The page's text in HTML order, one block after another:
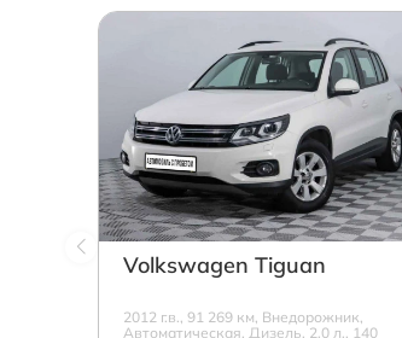
Volkswagen Tiguan
2012 г.в., 91 269 км, Внедорожник,
Автоматическая, Дизель, 2.0 л., 140